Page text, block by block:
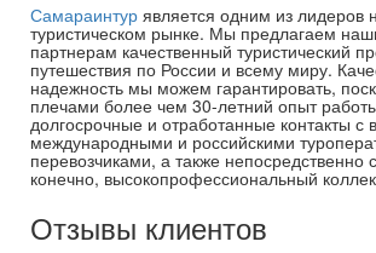
Самараинтур является одним из лидеров
туристическом рынке. Мы предлагаем
партнерам качественный туристический
путешествия по России и всему миру.
надежность мы можем гарантировать,
плечами более чем 30-летний опыт
долгосрочные и отработанные контакты с
международными и российскими
перевозчиками, а также непосредственно
конечно, высокопрофессиональный
Отзывы клиентов